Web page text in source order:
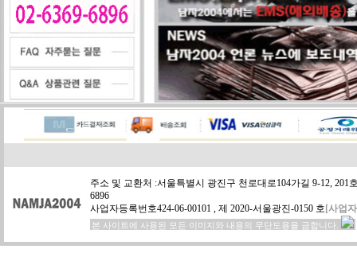
주소 및 교환처 :서울특별시 광진구 천로대로104가길 9-12,
6896
사업자등록번호424-06-00101 , 제 2020-서울광진-0150 호 [사업
본 사이트에 사용된 모든 이미지와 내용의 무단도용을 금합니다.